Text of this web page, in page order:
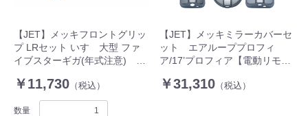
【JET】メッキフロントグリッ
プ LRセット いすゞ大型 ファ
イブスターギガ(年式注意)
￥11,730 （税込）
数量
【JET】メッキミラーカバーセ
ット エアループプロフィ
ア/17’プロフィア【電動リモコ
570679
￥31,310 （税込）